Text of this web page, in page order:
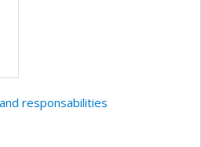
responsabilities